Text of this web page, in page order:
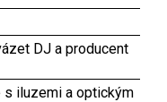
DJ a producent
s iluzemi a optickým